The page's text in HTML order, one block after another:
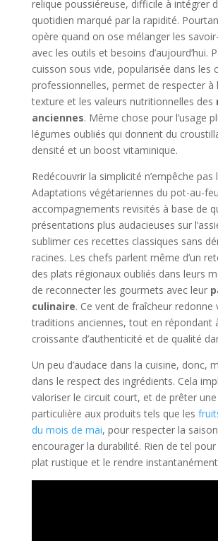
relique poussiéreuse, difficile à intégrer
quotidien marqué par la rapidité.
opère quand on ose mélanger les
avec les outils et besoins d’aujourd’hui.
cuisson sous vide, popularisée dans les
professionnelles, permet de respecter à
texture et les valeurs nutritionnelles des
anciennes. Même chose pour l’usage
légumes oubliés qui donnent du
densité et un boost vitaminique.
Redécouvrir la simplicité n’empêche pas
Adaptations végétariennes du pot-au-
accompagnements revisités à base de
présentations plus audacieuses sur
sublimer ces recettes classiques sans
racines. Les chefs parlent même d’un
des plats régionaux oubliés dans leurs
de reconnecter les gourmets avec leur
culinaire. Ce vent de fraîcheur redonne
traditions anciennes, tout en répondant
croissante d’authenticité et de qualité
Un peu d’audace dans la cuisine, donc,
dans le respect des ingrédients. Cela
valoriser le circuit court, et de prêter
particulière aux produits tels que les
du mois de mai, pour respecter la
encourager la durabilité. Rien de tel
plat rustique et le rendre